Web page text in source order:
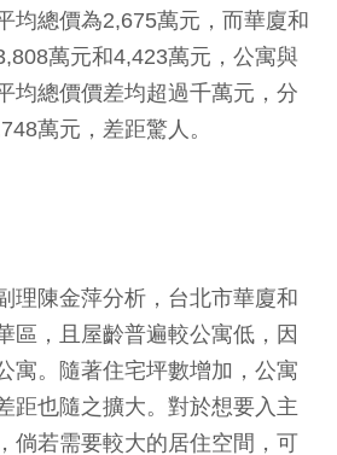
均總價為2,675萬元，而華廈和
萬元和4,423萬元，公寓與
均總價價差均超過千萬元，分
萬元，差距驚人。
理陳金萍分析，台北市華廈和
區，且屋齡普遍較公寓低，因
寓。隨著住宅坪數增加，公寓
距也隨之擴大。對於想要入主
倘若需要較大的居住空間，可